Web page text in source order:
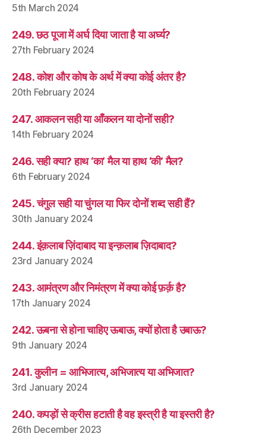
5th March 2024
249. छठ पूजा में अर्घ दिया जाता है या अर्घ्य?
27th February 2024
248. कोश और कोष के अर्थ में क्या कोई अंतर है?
20th February 2024
247. आकलन सही या आँकलन या दोनों सही?
14th February 2024
246. सही क्या? हाथ ‘का’ मैल या हाथ ‘की’ मैल?
6th February 2024
245. चंगुल सही या चुंगल या फिर दोनों शब्द सही हैं?
30th January 2024
244. इंक़लाब ज़िंदाबाद या इन्क़लाब ज़िदाबाद?
23rd January 2024
243. आमंत्रण और निमंत्रण में क्या कोई फ़र्क़ है?
17th January 2024
242. ऊबना से होना चाहिए ऊबाऊ, क्यों होता है उबाऊ?
9th January 2024
241. कुलीन = आभिजात्य, अभिजात्य या अभिजात?
3rd January 2024
240. कपड़ों से क्रीस हटाती है वह इस्त्री है या इस्तरी है?
26th December 2023